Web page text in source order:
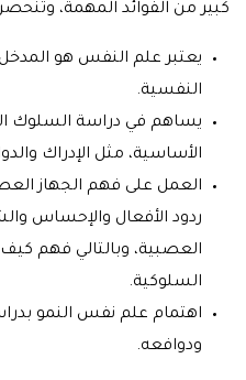
كبير من الفوائد المهمة،
يعتبر علم النفس هو
النفسية.
يساهم في دراسة السلوك
الأساسية، مثل الإدراك
العمل على فهم الجهاز
ردود الأفعال والإحساس
العصبية، وبالتالي فهم
السلوكية.
اهتمام علم نفس النمو
ودوافعه.